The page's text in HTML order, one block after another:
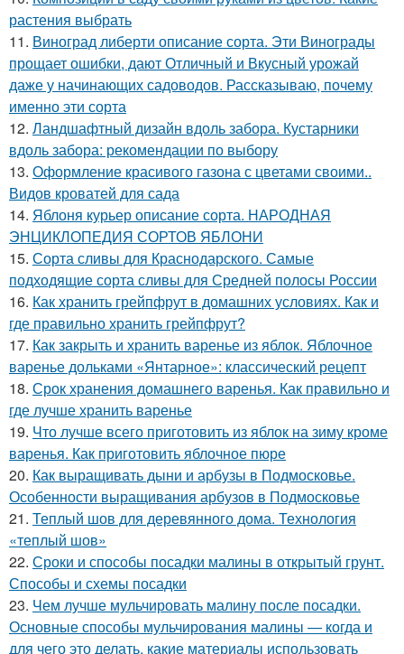
растения выбрать
11. Виноград либерти описание сорта. Эти Винограды
прощает ошибки, дают Отличный и Вкусный урожай
даже у начинающих садоводов. Рассказываю, почему
именно эти сорта
12. Ландшафтный дизайн вдоль забора. Кустарники
вдоль забора: рекомендации по выбору
13. Оформление красивого газона с цветами своими..
Видов кроватей для сада
14. Яблоня курьер описание сорта. НАРОДНАЯ
ЭНЦИКЛОПЕДИЯ СОРТОВ ЯБЛОНИ
15. Сорта сливы для Краснодарского. Самые
подходящие сорта сливы для Средней полосы России
16. Как хранить грейпфрут в домашних условиях. Как и
где правильно хранить грейпфрут?
17. Как закрыть и хранить варенье из яблок. Яблочное
варенье дольками «Янтарное»: классический рецепт
18. Срок хранения домашнего варенья. Как правильно и
где лучше хранить варенье
19. Что лучше всего приготовить из яблок на зиму кроме
варенья. Как приготовить яблочное пюре
20. Как выращивать дыни и арбузы в Подмосковье.
Особенности выращивания арбузов в Подмосковье
21. Теплый шов для деревянного дома. Технология
«теплый шов»
22. Сроки и способы посадки малины в открытый грунт.
Способы и схемы посадки
23. Чем лучше мульчировать малину после посадки.
Основные способы мульчирования малины — когда и
для чего это делать, какие материалы использовать